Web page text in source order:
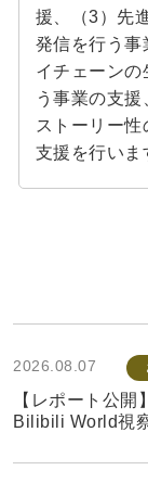
援、（3）先
発信を行う事
イチェーン
う事業の支
ストーリー
支援を行いま
2026.08.07
【レポート公
Bilibili World視